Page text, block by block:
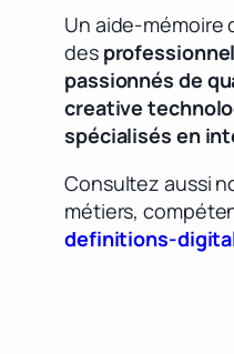
Un aide-mémoire
des
passionnés de
creative
spécialisés en
Consultez aussi
métiers,
definitions-